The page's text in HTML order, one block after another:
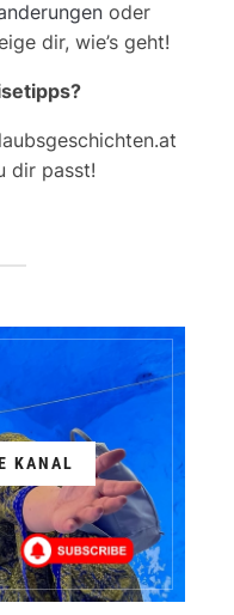
oder
dir, wie’s geht!
dir passt!
KANAL